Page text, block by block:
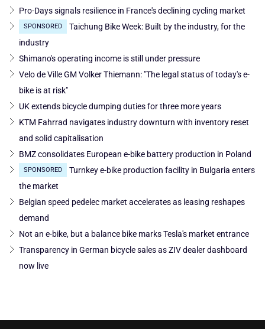
Pro-Days signals resilience in France's declining cycling market
SPONSORED
Taichung Bike Week: Built by the industry, for the
industry
Shimano's operating income is still under pressure
Velo de Ville GM Volker Thiemann: "The legal status of today's e-
bike is at risk"
UK extends bicycle dumping duties for three more years
KTM Fahrrad navigates industry downturn with inventory reset
and solid capitalisation
BMZ consolidates European e-bike battery production in Poland
SPONSORED
Turnkey e-bike production facility in Bulgaria enters
the market
Belgian speed pedelec market accelerates as leasing reshapes
demand
Not an e-bike, but a balance bike marks Tesla's market entrance
Transparency in German bicycle sales as ZIV dealer dashboard
now live